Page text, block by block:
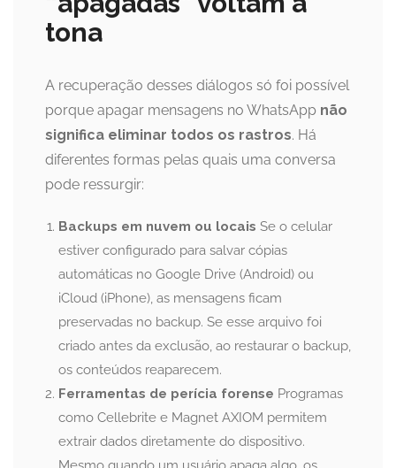
tona
A recuperação desses diálogos só foi possível
porque apagar mensagens no WhatsApp não
significa eliminar todos os rastros. Há
diferentes formas pelas quais uma conversa
pode ressurgir:
Backups em nuvem ou locais Se o celular
estiver configurado para salvar cópias
automáticas no Google Drive (Android) ou
iCloud (iPhone), as mensagens ficam
preservadas no backup. Se esse arquivo foi
criado antes da exclusão, ao restaurar o backup,
os conteúdos reaparecem.
Ferramentas de perícia forense Programas
como Cellebrite e Magnet AXIOM permitem
extrair dados diretamente do dispositivo.